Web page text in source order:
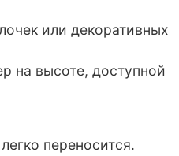
или декоративных
на высоте, доступной
переносится.